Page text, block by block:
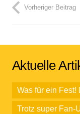
Vorheriger Beitrag
Aktuelle
Was für ein Fest!
Trotz super Fan-